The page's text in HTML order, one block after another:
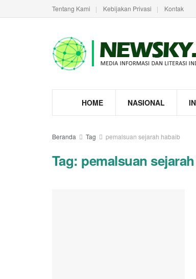
Tentang Kami Kebijakan Privasi Kontak
HOME NASIONAL
Beranda Tag pemalsuan sejarah habaib
Tag: pemalsuan